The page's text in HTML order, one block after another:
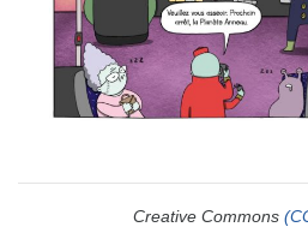
Creative Commons